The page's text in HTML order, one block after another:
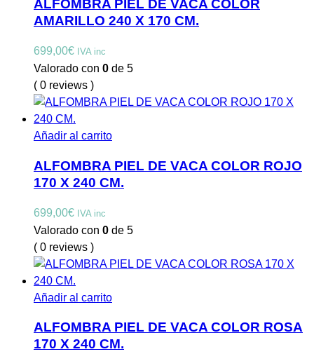
ALFOMBRA PIEL DE VACA COLOR
AMARILLO 240 X 170 CM.
699,00€ IVA inc
Valorado con 0 de 5
( 0 reviews )
Añadir al carrito
ALFOMBRA PIEL DE VACA COLOR ROJO
170 X 240 CM.
699,00€ IVA inc
Valorado con 0 de 5
( 0 reviews )
Añadir al carrito
ALFOMBRA PIEL DE VACA COLOR ROSA
170 X 240 CM.